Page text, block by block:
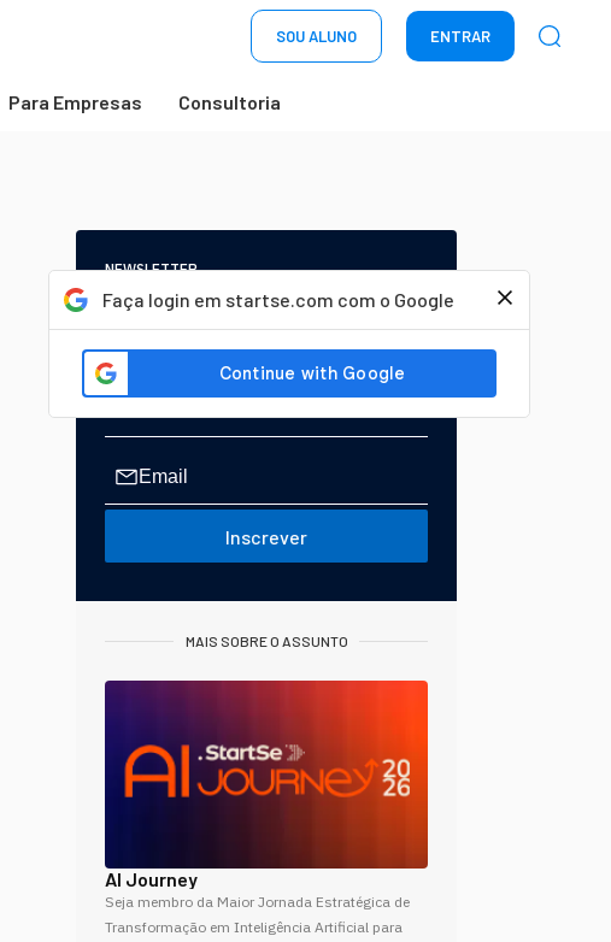
SOU ALUNO ENTRAR
Para Empresas Consultoria
Faça login em startse.com com o Google
NEWSLETTER
Start Seu dia:
A Newsletter do AGORA!
Inscrever
MAIS SOBRE O ASSUNTO
AI Journey
Seja membro da Maior Jornada Estratégica de
Transformação em Inteligência Artificial para